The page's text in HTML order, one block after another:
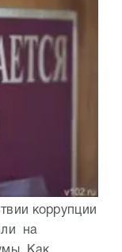
коррупции
на